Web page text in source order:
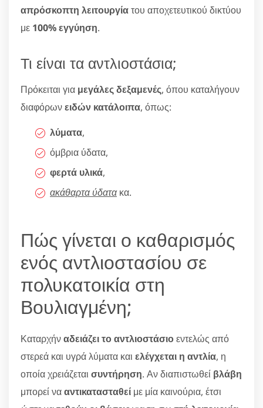
απρόσκοπτη λειτουργίατου αποχετευτικού δικτύου
με 100% εγγύηση.
Τι είναι τα αντλιοστάσια;
Πρόκειται για μεγάλες δεξαμενές, όπου καταλήγουν
διαφόρωνειδών κατάλοιπα, όπως:
λύματα,
όμβρια ύδατα,
φερτά υλικά,
ακάθαρτα ύδατακα.
Πώς γίνεται ο καθαρισμός
ενός αντλιοστασίου σε
πολυκατοικία στη
Βουλιαγμένη;
Καταρχήναδειάζει το αντλιοστάσιοεντελώς από
στερεά και υγρά λύματα και ελέγχεται η αντλία, η
οποία χρειάζεται συντήρηση. Αν διαπιστωθεί βλάβη
μπορεί νααντικατασταθεί με μία καινούρια, έτσι